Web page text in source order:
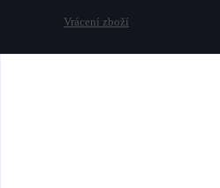
Vrácení zboží